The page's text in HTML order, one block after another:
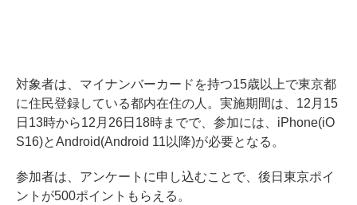
対象者は、マイナンバーカードを持つ15歳以上で東京都
に住民登録している都内在住の人。実施期間は、12月15
日13時から12月26日18時までで、参加には、iPhone(iO
S16)とAndroid(Android 11以降)が必要となる。
参加者は、アンケートに申し込むことで、後日東京ポイ
ントが500ポイントもらえる。